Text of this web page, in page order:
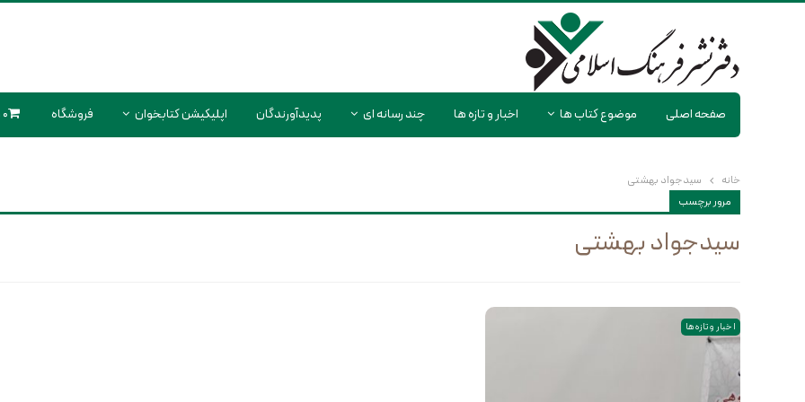
صفحه اصلی موضوع کتاب ها اخبار و تازه ها چند رسانه ای پدیدآورندگان اپلیکیشن کتابخوان فروشگاه 0 محصول
خانه
سیدجواد بهشتی
مرور برچسب
سیدجواد بهشتی
اخبار و تازه ها